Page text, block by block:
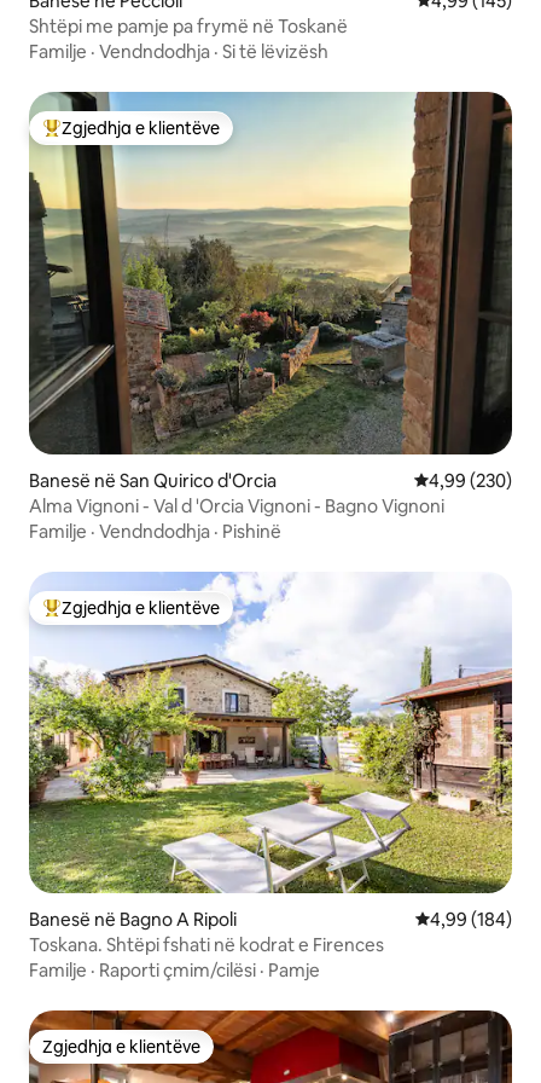
Shtëpi me pamje pa frymë në Toskanë
Familje · Vendndodhja · Si të lëvizësh
Më të mirat e zgjedhjeve të klientëve
Zgjedhja e klientëve
Banesë në San Quirico d'Orcia Vlerësimi
4,99 (230)
Alma Vignoni - Val d 'Orcia Vignoni - Bagno Vignoni
Familje · Vendndodhja · Pishinë
Më të mirat e zgjedhjeve të klientëve
Zgjedhja e klientëve
Banesë në Bagno A Ripoli Vlerësimi
4,99 (184)
Toskana. Shtëpi fshati në kodrat e Firences
Familje · Raporti çmim/cilësi · Pamje
Zgjedhja e klientëve
Zgjedhja e klientëve